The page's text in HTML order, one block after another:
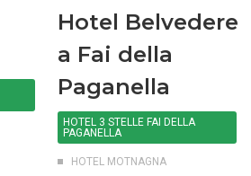
Hotel Belvedere
a Fai della
Paganella
HOTEL 3 STELLE FAI DELLA
PAGANELLA
HOTEL MOTNAGNA